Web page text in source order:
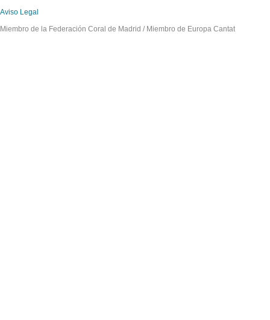
Aviso Legal
Miembro de la Federación Coral de Madrid / Miembro de Europa Cantat